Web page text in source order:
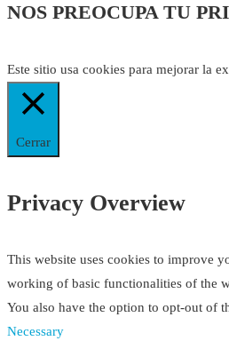
NOS PREOCUPA TU
Este sitio usa cookies para mejorar la
Cerrar
Privacy Overview
This website uses cookies to improve
working of basic functionalities of the
You also have the option to opt-out of
Necessary